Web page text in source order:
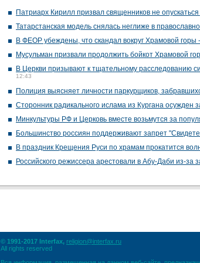
Патриарх Кирилл призвал священников не
Татарстанская модель снялась неглиже в
В ФЕОР убеждены, что скандал вокруг Храмовой горы
Мусульман призвали продолжить бойкот Храмовой
В Церкви призывают к тщательному расследованию
12:43
Полиция выясняет личности паркурщиков,
Сторонник радикального ислама из Кургана осужден
Минкультуры РФ и Церковь вместе возьмутся за
Большинство россиян поддерживают запрет
В праздник Крещения Руси по храмам прокатится
Российского режиссера арестовали в Абу-Даби из-за
© 1991-2017 Interfax, religion@interfax.ru
All rights reserved